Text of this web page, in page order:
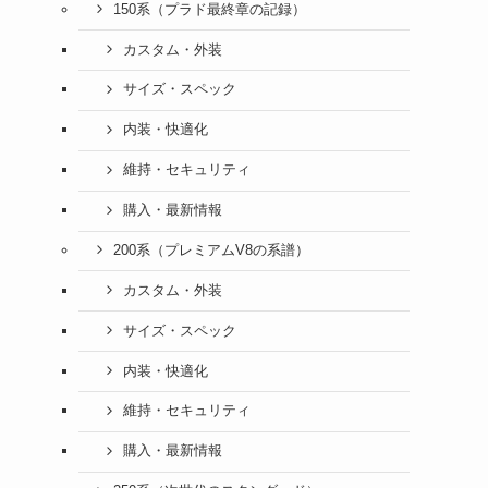
150系（プラド最終章の記録）
カスタム・外装
サイズ・スペック
内装・快適化
維持・セキュリティ
購入・最新情報
200系（プレミアムV8の系譜）
カスタム・外装
サイズ・スペック
内装・快適化
維持・セキュリティ
購入・最新情報